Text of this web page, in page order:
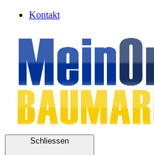
Kontakt
Schliessen